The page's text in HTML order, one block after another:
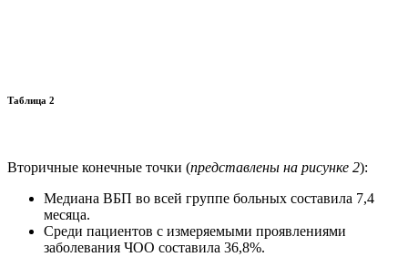
Таблица 2
Вторичные конечные точки (представлены на рисунке 2):
Медиана ВБП во всей группе больных составила 7,4
месяца.
Среди пациентов с измеряемыми проявлениями
заболевания ЧОО составила 36,8%.